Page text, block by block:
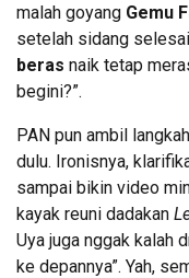
malah goyang Gemu
setelah sidang
beras naik tetap
begini?”.
PAN pun ambil
dulu. Ironisnya,
sampai bikin video
kayak reuni dadakan
Uya juga nggak kalah
ke depannya”. Yah,